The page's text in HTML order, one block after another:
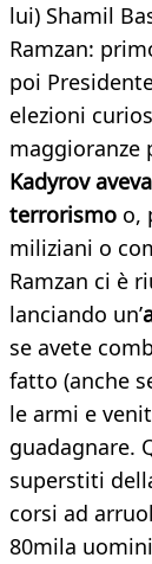
lui) Shamil
Ramzan:
poi
elezioni
maggioranze
Kadyrov
terrorismo o,
miliziani o
Ramzan ci è
lanciando un’
se avete
fatto (anche
le armi e
guadagnare.
superstiti
corsi ad
80mila